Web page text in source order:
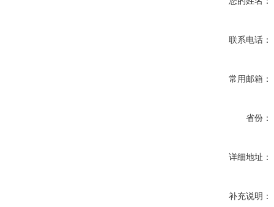
联系电话：
常用邮箱：
省份：
详细地址：
补充说明：